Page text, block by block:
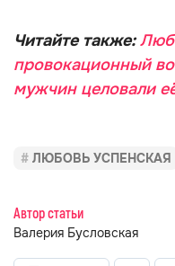
Читайте также:
провокационный
мужчин целовали
ЛЮБОВЬ УСПЕНСКАЯ
Автор статьи
Валерия Бусловская